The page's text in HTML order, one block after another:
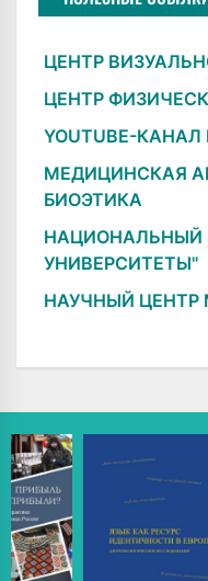
ЦЕНТР
ЦЕНТР
YOUTUBE-
МЕДИЦИНСКАЯ
БИОЭТИКА
НАЦИОНАЛЬНЫЙ
УНИВЕРСИТЕТЫ"
НАУЧНЫЙ ЦЕНТР